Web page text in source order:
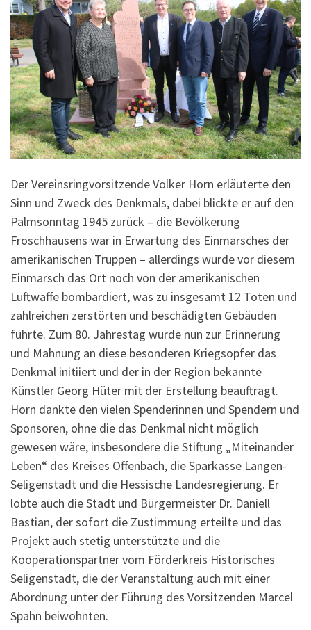
Der Vereinsringvorsitzende Volker Horn erläuterte den
Sinn und Zweck des Denkmals, dabei blickte er auf den
Palmsonntag 1945 zurück – die Bevölkerung
Froschhausens war in Erwartung des Einmarsches der
amerikanischen Truppen – allerdings wurde vor diesem
Einmarsch das Ort noch von der amerikanischen
Luftwaffe bombardiert, was zu insgesamt 12 Toten und
zahlreichen zerstörten und beschädigten Gebäuden
führte. Zum 80. Jahrestag wurde nun zur Erinnerung
und Mahnung an diese besonderen Kriegsopfer das
Denkmal initiiert und der in der Region bekannte
Künstler Georg Hüter mit der Erstellung beauftragt.
Horn dankte den vielen Spenderinnen und Spendern und
Sponsoren, ohne die das Denkmal nicht möglich
gewesen wäre, insbesondere die Stiftung „Miteinander
Leben“ des Kreises Offenbach, die Sparkasse Langen-
Seligenstadt und die Hessische Landesregierung. Er
lobte auch die Stadt und Bürgermeister Dr. Daniell
Bastian, der sofort die Zustimmung erteilte und das
Projekt auch stetig unterstützte und die
Kooperationspartner vom Förderkreis Historisches
Seligenstadt, die der Veranstaltung auch mit einer
Abordnung unter der Führung des Vorsitzenden Marcel
Spahn beiwohnten.